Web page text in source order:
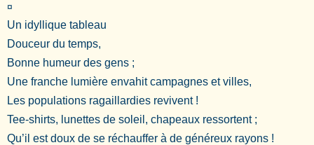
¤
Un idyllique tableau
Douceur du temps,
Bonne humeur des gens ;
Une franche lumière envahit campagnes et villes,
Les populations ragaillardies revivent !
Tee-shirts, lunettes de soleil, chapeaux ressortent ;
Qu’il est doux de se réchauffer à de généreux rayons !